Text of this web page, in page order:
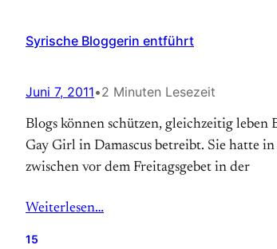
Syrische Bloggerin entführt
Juni 7, 2011•2 Minuten Lesezeit
Blogs können schützen, gleichzeitig
Gay Girl in Damascus betreibt. Sie hatte
zwischen vor dem Freitagsgebet in der
Weiterlesen…
15